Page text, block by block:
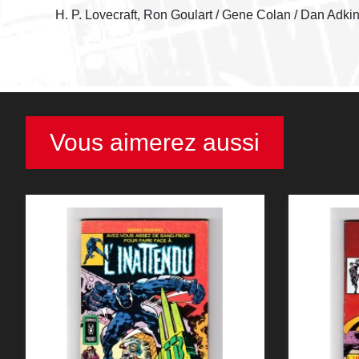
H. P. Lovecraft, Ron Goulart / Gene Colan / Dan
Vous aimerez aussi